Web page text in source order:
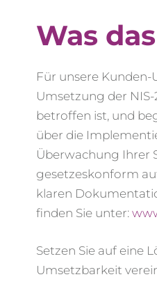
Was
Für unsere
Umsetzung der
betroffen ist, und
über die
Überwachung Ihrer
gesetzeskonform
klaren
finden Sie unter:
Setzen Sie auf eine
Umsetzbarkeit